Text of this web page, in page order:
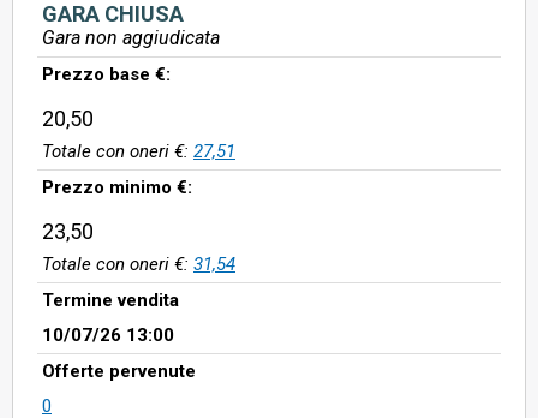
GARA CHIUSA
Gara non aggiudicata
Prezzo base €:
20,50
Totale con oneri €: 27,51
Prezzo minimo €:
23,50
Totale con oneri €: 31,54
Termine vendita
10/07/26 13:00
Offerte pervenute
0